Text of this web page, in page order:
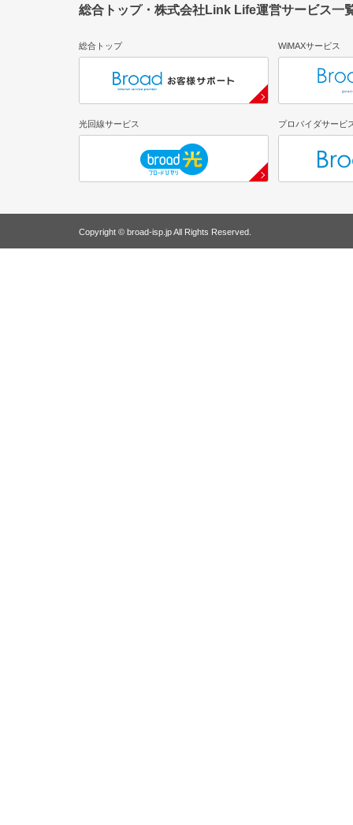
総合トップ・株式会社Link Life運営サービス一
総合トップ WiMAXサービス
光回線サービス プロバイダサービ
Copyright © broad-isp.jp All Rights Reserved.